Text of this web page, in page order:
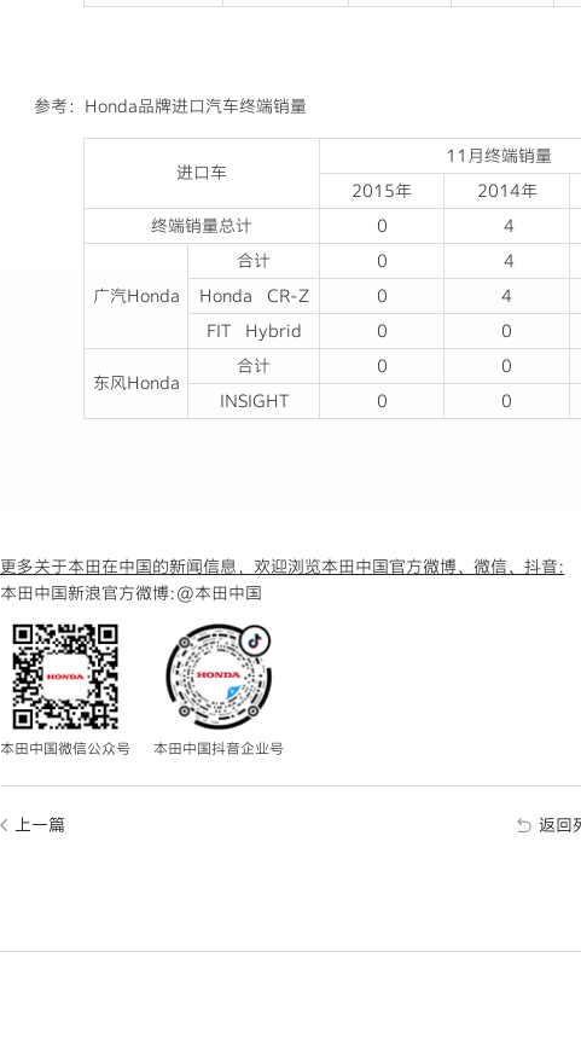
参考：Honda品牌进口汽车终端销量
进口车
11月终端销量
2015年
2014年
终端销量总计
0 4
广汽Honda
合计 0 4
Honda CR-Z
0 4
FIT Hybrid
0 0
东风Honda
合计 0 0
INSIGHT
0 0
更多关于本田在中国的新闻信息，欢迎浏览本田中国官方微博、微信、抖音:
本田中国新浪官方微博:@本田中国
本田中国微信公众号 本田中国抖音企业号
上一篇 返回